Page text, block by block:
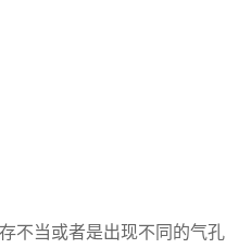
不当或者是出现不同的气孔